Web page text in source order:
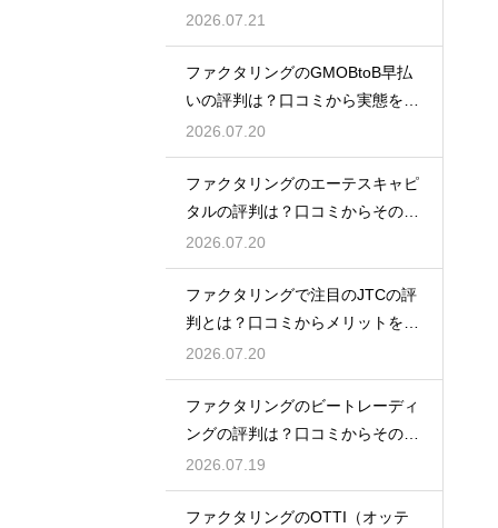
徹底解説
2026.07.21
ファクタリングのGMOBtoB早払
いの評判は？口コミから実態を徹
底解説
2026.07.20
ファクタリングのエーテスキャピ
タルの評判は？口コミからその実
態を徹底解説
2026.07.20
ファクタリングで注目のJTCの評
判とは？口コミからメリットを徹
底解説
2026.07.20
ファクタリングのビートレーディ
ングの評判は？口コミからその実
態を徹底解説
2026.07.19
ファクタリングのOTTI（オッテ